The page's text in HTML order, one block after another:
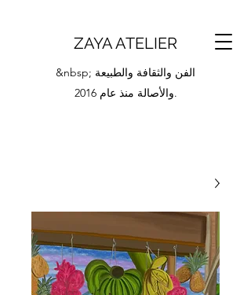
ZAYA ATELIER
&nbsp; الفن والثقافة والطبيعة
والأصالة منذ عام 2016.